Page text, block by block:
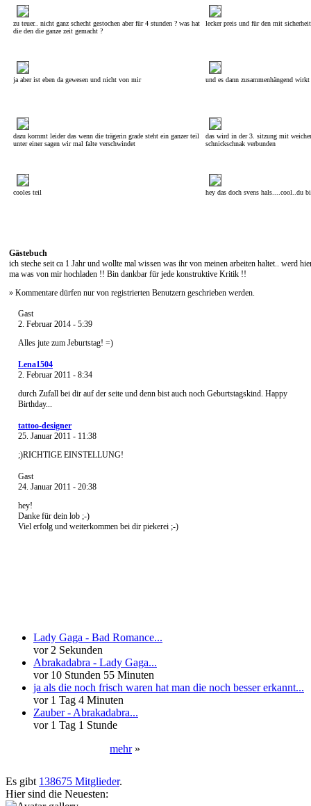
zu teuer.. nicht ganz schecht gestochen aber für 4 stunden ? was hat
die den die ganze zeit gemacht ?
lecker preis und für den mit
ja aber ist eben da gewesen und nicht von mir und es dann zusammenhängend wirkt
dazu kommt leider das wenn die trägerin grade steht ein ganzer teil
unter einer sagen wir mal falte verschwindet
das wird in der 3. sitzung mit
schnickschnak verbunden
cooles teil hey das doch svens hals....cool..du
Gästebuch
ich steche seit ca 1 Jahr und wollte mal wissen was ihr von meinen arbeiten haltet.. werd
ma was von mir hochladen !! Bin dankbar für jede konstruktive Kritik !!
» Kommentare dürfen nur von registrierten Benutzern geschrieben werden.
Gast
2. Februar 2014 - 5:39
Alles jute zum Jeburtstag! =)
Lena1504
2. Februar 2011 - 8:34
durch Zufall bei dir auf der seite und denn bist auch noch Geburtstagskind. Happy
Birthday...
tattoo-designer
25. Januar 2011 - 11:38
;)RICHTIGE EINSTELLUNG!
Gast
24. Januar 2011 - 20:38
hey!
Danke für dein lob ;-)
Viel erfolg und weiterkommen bei dir piekerei ;-)
Lady Gaga - Bad Romance...
vor 2 Sekunden
Abrakadabra - Lady Gaga...
vor 10 Stunden 55 Minuten
ja als die noch frisch waren hat man die noch besser erkannt...
vor 1 Tag 4 Minuten
Zauber - Abrakadabra...
vor 1 Tag 1 Stunde
mehr»
Es gibt 138675 Mitglieder.
Hier sind die Neuesten: